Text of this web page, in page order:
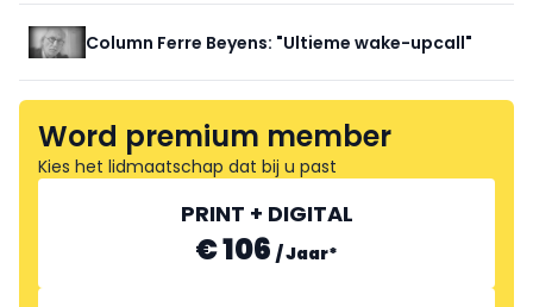
Column Ferre Beyens: "Ultieme wake-upcall"
Word premium member
Kies het lidmaatschap dat bij u past
PRINT + DIGITAL
€ 106 /Jaar*